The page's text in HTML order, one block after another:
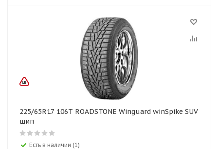
225/65R17 106T ROADSTONE Winguard winSpike SUV
шип
Есть в наличии (1)